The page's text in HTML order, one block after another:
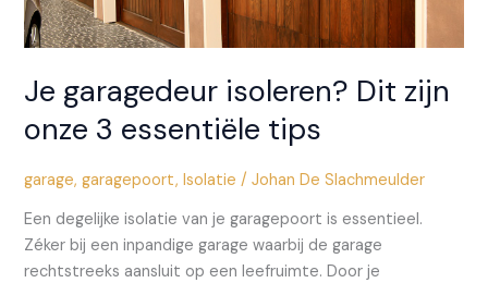
Je garagedeur isoleren? Dit zijn
onze 3 essentiële tips
garage,garagepoort,Isolatie /Johan De Slachmeulder
Een degelijke isolatie van je garagepoort is essentieel.
Zéker bij een inpandige garage waarbij de garage
rechtstreeks aansluit op een leefruimte. Door je